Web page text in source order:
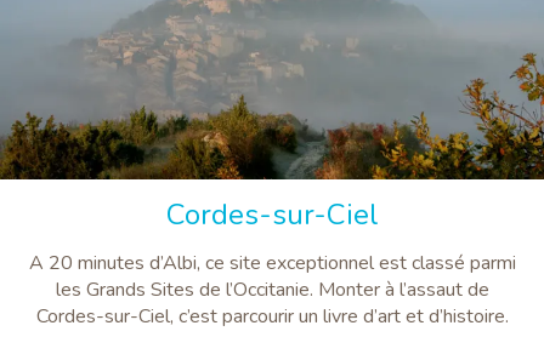
Cordes-sur-Ciel
A 20 minutes d’Albi, ce site exceptionnel est classé parmi
les Grands Sites de l’Occitanie. Monter à l’assaut de
Cordes-sur-Ciel, c’est parcourir un livre d’art et d’histoire.